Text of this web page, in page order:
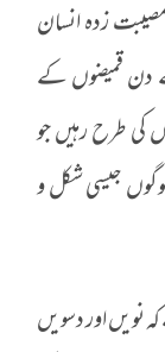
زدہ انسان
دن قمیضوں کے
کی طرح رہیں جو
جیسی شکل و
نویں اور دسویں